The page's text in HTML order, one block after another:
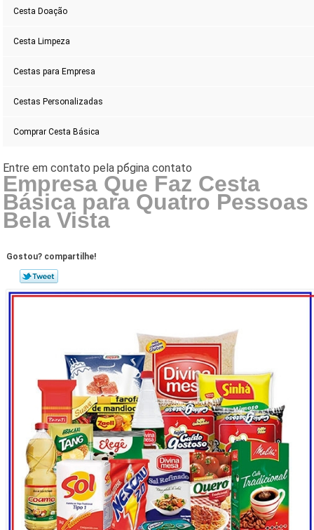
Cesta Doação
Cesta Limpeza
Cestas para Empresa
Cestas Personalizadas
Comprar Cesta Básica
Empresa Que Faz Cesta
Básica para Quatro Pessoas
Bela Vista
Gostou? compartilhe!